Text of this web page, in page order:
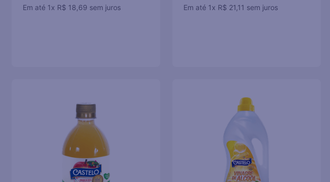
Em até 1x R$ 18 69 sem juros Em até 1x R$ 21 11 sem juros